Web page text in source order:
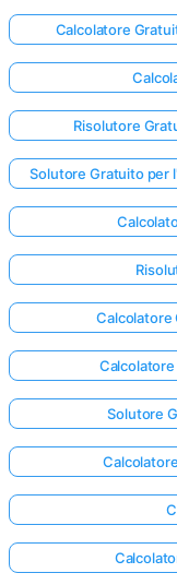
Calcolatore
Risolutore
Solutore Gratuito per
Calcolatore
Solutore